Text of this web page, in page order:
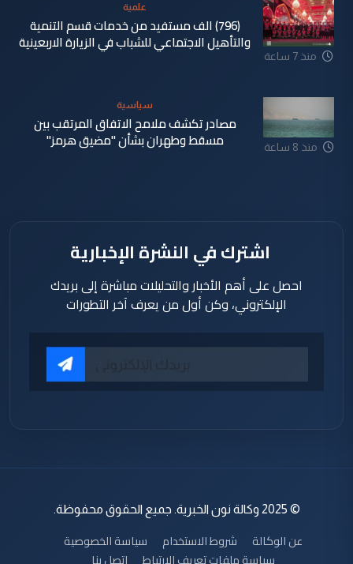
منذ 7 ساعة
علمية
(796) الف مستفيد من خدمات قسم التنمية
والتأهيل الاجتماعي للشباب في الزيارة الاربعينية
منذ 8 ساعة
سياسية
مصادر تكشف ملامح الاتفاق المرتقب بين
مسقط وطهران بشأن "مضيق هرمز"
اشترك في النشرة الإخبارية
احصل على أهم الأخبار والتحليلات مباشرة إلى بريدك
الإلكتروني، وكن أول من يعرف آخر التطورات
© 2025 وكالة نون الخبرية. جميع الحقوق محفوظة.
عن الوكالة شروط الاستخدام
سياسة الخصوصية
سياسة ملفات تعريف الارتباط
اتصل بنا